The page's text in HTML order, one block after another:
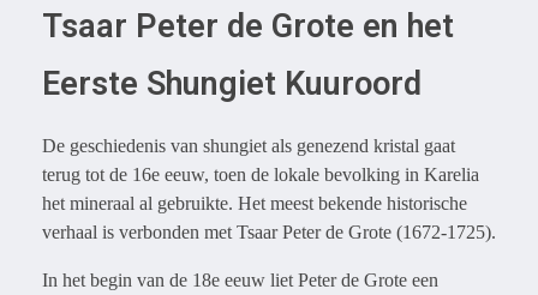
Tsaar Peter de Grote en het
Eerste Shungiet Kuuroord
De geschiedenis van shungiet als genezend kristal gaat
terug tot de 16e eeuw, toen de lokale bevolking in Karelia
het mineraal al gebruikte. Het meest bekende historische
verhaal is verbonden met Tsaar Peter de Grote (1672-1725).
In het begin van de 18e eeuw liet Peter de Grote een